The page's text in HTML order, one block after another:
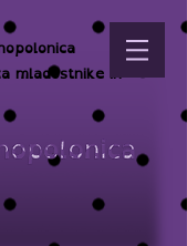
mladostnike in